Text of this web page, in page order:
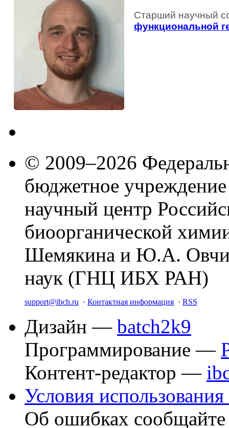
Старший научный
функциональной
© 2009–2026
бюджетное
научный центр
биоорганической
Шемякина и Ю.А.
наук (ГНЦ ИБХ РАН)
support@ibch.ru · Контактная информация · RSS
Дизайн — batch2k9
Программирование —
Контент-редактор —
Условия использования
Об ошибках